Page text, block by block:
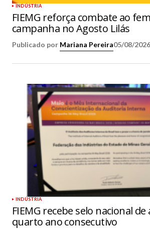
INDÚSTRIA
FIEMG reforça combate ao
campanha no Agosto Lilás
Publicado por Mariana Pereira05/08/
INDÚSTRIA
FIEMG recebe selo nacional
quarto ano consecutivo